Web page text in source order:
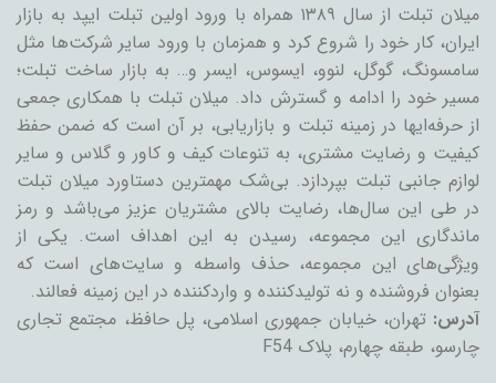
میلان تبلت از سال ۱۳۸۹ همراه با ورود اولین تبلت ایپد به بازار
ایران، کار خود را شروع کرد و همزمان با ورود سایر شرکت‌ها مثل
سامسونگ، گوگل، لنوو، ایسوس، ایسر و… به بازار ساخت تبلت؛
مسیر خود را ادامه و گسترش داد. میلان تبلت با همکاری جمعی
از حرفه‌ایها در زمینه تبلت و بازاریابی، بر آن است که ضمن حفظ
کیفیت و رضایت مشتری، به تنوعات کیف و کاور و گلاس و سایر
لوازم جانبی تبلت بپردازد. بی‌شک مهمترین دستاورد میلان تبلت
در طی این سال‌ها، رضایت بالای مشتریان عزیز می‌باشد و رمز
ماندگاری این مجموعه، رسیدن به این اهداف است. یکی از
ویژگی‌های این مجموعه، حذف واسطه و سایت‌های است که
بعنوان فروشنده و نه تولیدکننده و واردکننده در این زمینه فعالند.
آدرس: تهران، خیابان جمهوری اسلامی، پل حافظ، مجتمع تجاری
چارسو، طبقه چهارم، پلاک F54